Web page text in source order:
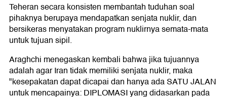
Teheran secara konsisten membantah tuduhan soal
pihaknya berupaya mendapatkan senjata nuklir, dan
bersikeras menyatakan program nuklirnya semata-mata
untuk tujuan sipil.
Araghchi menegaskan kembali bahwa jika tujuannya
adalah agar Iran tidak memiliki senjata nuklir, maka
"kesepakatan dapat dicapai dan hanya ada SATU JALAN
untuk mencapainya: DIPLOMASI yang didasarkan pada